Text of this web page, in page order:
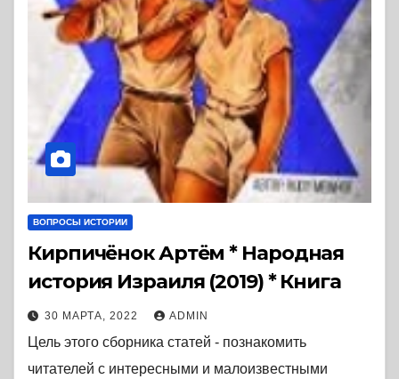
ВОПРОСЫ ИСТОРИИ
Кирпичёнок Артём * Народная
история Израиля (2019) * Книга
30 МАРТА, 2022 ADMIN
Цель этого сборника статей - познакомить
читателей с интересными и малоизвестными